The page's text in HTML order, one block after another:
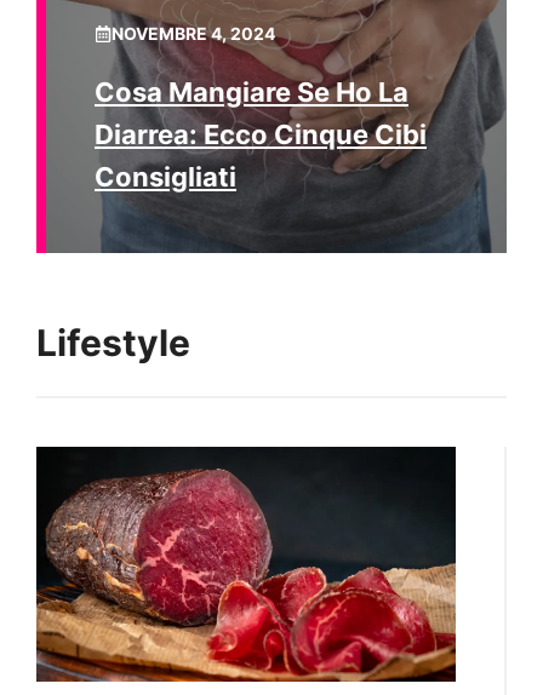
NOVEMBRE 4, 2024
Cosa Mangiare Se Ho La
Diarrea: Ecco Cinque Cibi
Consigliati
Lifestyle